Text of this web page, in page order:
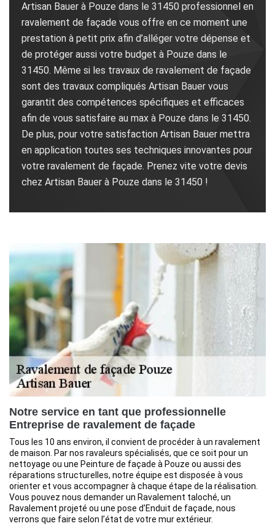
Artisan Bauer à Pouze dans le 31450 professionnel en
ravalement de façade vous offre en ce moment une
prestation à petit prix afin d’alléger votre dépense et
de protéger aussi votre budget à Pouze dans le
31450. Même si les travaux de ravalement de façade
sont des travaux compliqués Artisan Bauer vous
garantit des compétences spécifiques et efficaces
afin de vous satisfaire au max à Pouze dans le 31450.
De plus, pour votre satisfaction Artisan Bauer mettra
en application toutes ses techniques innovantes pour
votre ravalement de façade. Prenez vite votre devis
chez Artisan Bauer à Pouze dans le 31450 !
Notre service en tant que professionnelle
Entreprise de ravalement de façade
Tous les 10 ans environ, il convient de procéder à un ravalement
de maison. Par nos ravaleurs spécialisés, que ce soit pour un
nettoyage ou une Peinture de façade à Pouze ou aussi des
réparations structurelles, notre équipe est disposée à vous
orienter et vous accompagner à chaque étape de la réalisation.
Vous pouvez nous demander un Ravalement taloché, un
Ravalement projeté ou une pose d’Enduit de façade, nous
verrons que faire selon l’état de votre mur extérieur.